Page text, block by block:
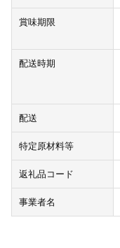
賞味期限
配送時期
配送
特定原材料等
返礼品コード
事業者名